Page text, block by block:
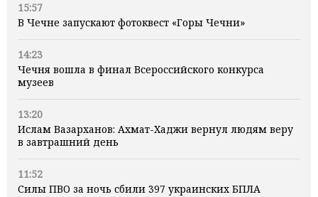
15:57
В Чечне запускают фотоквест «Горы Чечни»
14:23
Чечня вошла в финал Всероссийского конкурса
музеев
13:20
Ислам Вазарханов: Ахмат-Хаджи вернул людям веру
в завтрашний день
11:52
Силы ПВО за ночь сбили 397 украинских БПЛА